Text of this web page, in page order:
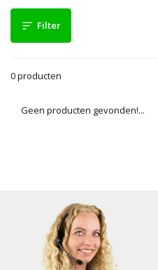
Filter
0 producten
Geen producten gevonden!...